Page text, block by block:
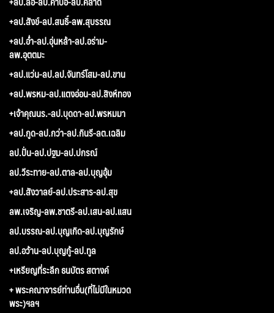
+ลป.สังข์-ลป.สนธิ์-ลพ.สุบรรณ
+ลป.อ่ำ-ลป.อุ่นหล้า-ลป.อร่าม-
ลพ.อุตตมะ
+ลป.แว่น-ลป.ลป.จันทร์โสม-ลป.ขาน
+ลป.พรหม-ลป.แตงอ่อน-ลป.สิงห์ทอง
+เจ้าคุณนร.-ลป.บุดดา-ลป.พรหมมา
+ลป.กูด-ลป.กว่า-ลป.กินรี-ลต.เฉลิม
ลป.ปั่น-ลป.ปฐม-ลป.ปกรณ์
ลป.วีระทาย-ลป.ตาล-ลป.บุญอุ้ม
+ลป.สังวาลย์-ลป.ประสาร-ลป.สุข
ลพ.เจริญ-ลพ.ชาตรี-ลป.เสน-ลป.แสน
ลป.บรรณ-ลป.บุญเกิด-ลป.บุญรักษ์
ลป.อว้าน-ลป.บุญกู้-ลป.ทูล
+เหรียญที่ระลึก ธนบัตร สตางค์
+ พระคณาจารย์ท่านอื่น(ที่ไม่มีในหมวด
พระ)ฯลฯ